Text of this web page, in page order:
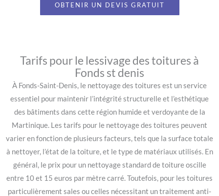
OBTENIR UN DEVIS GRATUIT
Tarifs pour le lessivage des toitures à
Fonds st denis
À Fonds-Saint-Denis, le nettoyage des toitures est un service
essentiel pour maintenir l’intégrité structurelle et l’esthétique
des bâtiments dans cette région humide et verdoyante de la
Martinique. Les tarifs pour le nettoyage des toitures peuvent
varier en fonction de plusieurs facteurs, tels que la surface totale
à nettoyer, l’état de la toiture, et le type de matériaux utilisés. En
général, le prix pour un nettoyage standard de toiture oscille
entre 10 et 15 euros par mètre carré. Toutefois, pour les toitures
particulièrement sales ou celles nécessitant un traitement anti-